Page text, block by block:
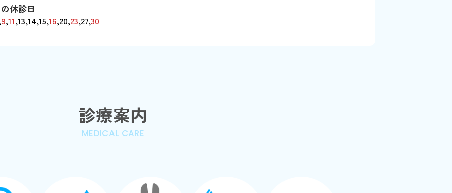
休診日
9,11,13,14,15,16,20,23,27,30
診療案内
MEDICAL CARE